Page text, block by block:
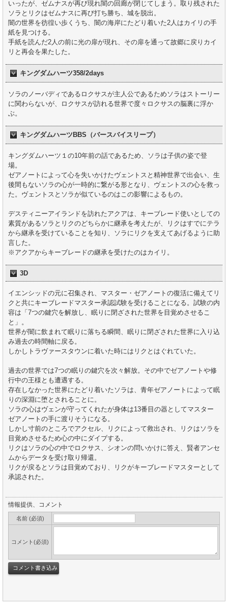
いったが、ゼムナスが再び現れ闇の回廊が閉じてしまう。取り残された
ソラとリクはゼムナスに再び打ち勝ち、城を脱出。
闇の世界を彷徨い歩くうち、闇の海岸にたどり着いた2人はカイリの手
紙を見つける。
手紙を読んだ2人の前に光の扉が現れ、その扉を通って故郷に戻りカイ
リと再会を果たした。
キングダムハーツ358/2days
ソラのノーバディであるロクサスが主人公であるためソラはストーリー
に関わらないが、ロクサスが訪れる世界で度々ロクサスの脳裏に浮か
ぶ。
キングダムハーツBBS（バースバイスリープ）
キングダムハーツ１の10年前の話であるため、ソラは子供の姿で登
場。
ゼアノートによって心を失いかけたヴェントスと精神世界で出会い、生
後間もないソラの心が一時的に繋がる形となり、ヴェントスの心を救っ
た。ヴェントスとソラが似ているのはこの影響によるもの。
デスティニーアイランドを訪れたアクアは、キーブレード使いとしての
素質があるソラとリクのどちらかに継承を考えたが、リクはすでにテラ
から継承を受けていることを知り、ソラにリクを支えてあげるように助
言した。
※アクアからキーブレードの継承を受けたのはカイリ。
3D
イエンシッドの元に召集され、マスター・ゼアノートの復活に備えてリ
クと共にキーブレードマスター承認試験を受けることになる。試験の内
容は「7つの鍵穴を解放し、眠りに閉ざされた世界を目覚めさせるこ
と」。
世界が闇に飲まれて眠りに落ちる瞬間、眠りに閉ざされた世界に入り込
み過去の時間軸に戻る。
しかしトラヴァースタウンに着いた時にはリクとはぐれていた。
過去の世界では7つの眠りの鍵穴を次々解放。その中でゼアノートや修
行中の王様とも遭遇する。
存在しなかった世界にたどり着いたソラは、青年ゼアノートによって眠
りの深淵に堕とされることに。
ソラの心はヴェンが守ってくれたが身体は13番目の器としてマスター
ゼアノートの手に渡りそうになる。
しかし寸前のところでアクセル、リクによって救出され、リクはソラを
目覚めさせるため心の中にダイブする。
リクはソラの心の中でロクサス、シオンの問いかけに答え、賢者アンセ
ムからデータを受け取り帰還。
リクが戻るとソラは目覚めており、リクがキーブレードマスターとして
承認された。
情報提供、コメント
名前 (必須)
コメント(必須)